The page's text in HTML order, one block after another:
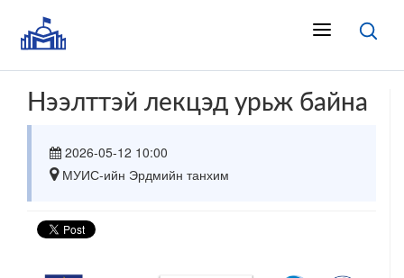
Нээлттэй лекцэд урьж байна
2026-05-12 10:00
МУИС-ийн Эрдмийн танхим